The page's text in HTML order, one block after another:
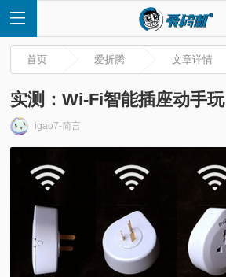
首页 爱折腾 文章详情
实测：Wi-Fi智能插座动手玩
igao7-简言